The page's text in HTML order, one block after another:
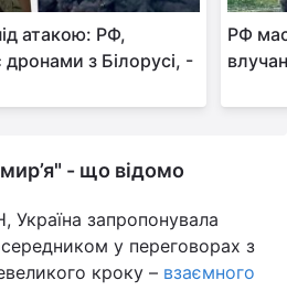
атакою: РФ,
дронами з Білорусі, -
РФ
- що відомо
Україна запропонувала
у переговорах з
кроку – взаємного